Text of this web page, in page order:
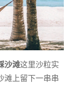
沙滩这里沙粒实
滩上留下一串串